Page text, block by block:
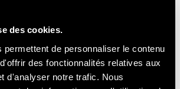
des cookies.
permettent de personnaliser le contenu
des fonctionnalités relatives aux
d'analyser notre trafic. Nous
km
difficulté intermédiaire sur des
à travers des alpages et le long d'un
1890 m / Dénivelé négatif : 1890 m